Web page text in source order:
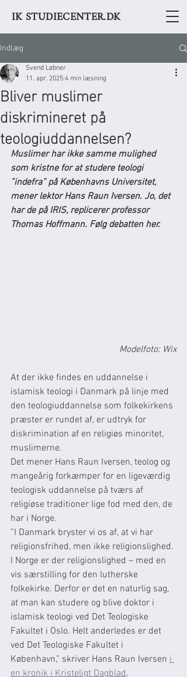
IK STUDIECENTER.DK
Indlæg
Bliver muslimer
diskrimineret på
teologiuddannelsen?
Svend Løbner
11. apr. 2025 4 min læsning
Muslimer har ikke samme mulighed
som kristne for at studere teologi
”indefra” på Københavns Universitet,
mener lektor Hans Raun Iversen. Jo, det
har de på IRIS, replicerer professor
Thomas Hoffmann. Følg debatten her.
Modelfoto: Wix
At der ikke findes en uddannelse i
islamisk teologi i Danmark på linje med
den teologiuddannelse som folkekirkens
præster er rundet af, er udtryk for
diskrimination af en religiøs minoritet,
muslimerne.
Det mener Hans Raun Iversen, teolog og
mangeårig forkæmper for en ligeværdig
teologisk uddannelse på tværs af
religiøse traditioner lige fod med den, de
har i Norge.
”I Danmark bryster vi os af, at vi har
religionsfrihed, men ikke religionslighed.
I Norge er der religionslighed – med en
vis særstilling for den lutherske
folkekirke. Derfor er det en naturlig sag,
at man kan studere og blive doktor i
islamisk teologi ved Det Teologiske
Fakultet i Oslo. Helt anderledes er det
ved Det Teologiske Fakultet i
København,” skriver Hans Raun Iversen i
en kronik i Kristeligt Dagblad.